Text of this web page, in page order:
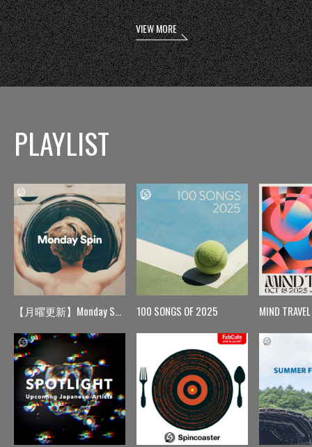
VIEW MORE
PLAYLIST
【月曜更新】Monday Spin 100 SONGS OF 2025 MIND TRAVEL